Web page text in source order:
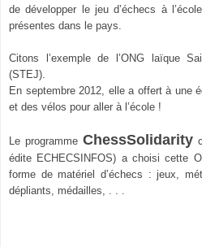
de développer le jeu d’échecs à l’école.
présentes dans le pays.
Citons l’exemple de l’ONG laïque
(STEJ).
En septembre 2012, elle a offert à une
et des vélos pour aller à l’école !
Le programme ChessSolidarity
édite ECHECSINFOS) a choisi cette
forme de matériel d’échecs : jeux,
dépliants, médailles, . . .